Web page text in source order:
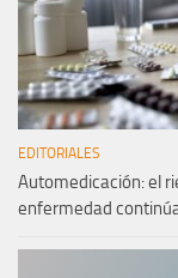
EDITORIALES
Automedicación: el
enfermedad